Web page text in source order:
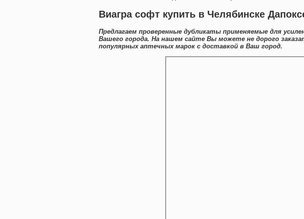
Виагра софт купить в Челябинске
Предлагаем проверенные дубликаты применяемые для
Вашего города. На нашем сайте Вы можете не дорого
популярных аптечных марок с доставкой в Ваш город.